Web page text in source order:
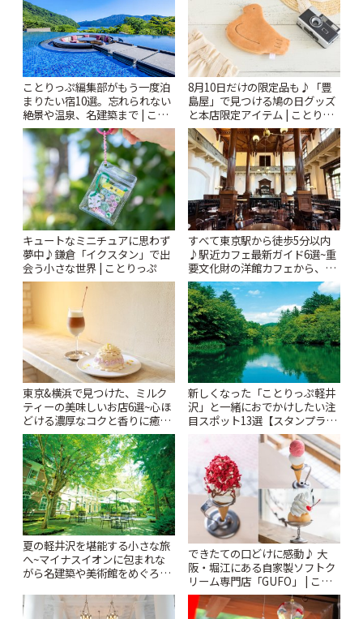
ことりっぷ編集部がもう一度泊
まりたい宿10選。忘れられない
絶景や温泉、名建築まで | こと
りっぷ
8月10日だけの限定品も♪「豊
島屋」で見つける鳩の日グッズ
と本店限定アイテム | ことりっ
ぷ
キュートなミニチュアに思わず
夢中♪鎌倉「イクスタン」で出
会う小さな世界 | ことりっぷ
すべて東京駅から徒歩5分以内
♪駅近カフェ最新ガイド6選~重
要文化財の洋館カフェから、改
札すぐのレトロ喫茶まで~ | こと
りっぷ
東京&横浜で見つけた、ミルク
ティーの美味しいお店6選~心ほ
どける濃厚なコクと香りに癒や
されるティータイム~ | ことりっ
ぷ
新しくなった「ことりっぷ軽井
沢」と一緒におでかけしたい注
目スポット13選【スタンプラリ
ー開催中】 | ことりっぷ
夏の軽井沢を堪能する小さな旅
へ~マイナスイオンに包まれな
がら名建築や美術館をめぐろう
できたての口どけに感動♪ 大
阪・堀江にある自家製ソフトク
リーム専門店「GUFO」 | こと
りっぷ